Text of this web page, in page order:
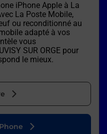
iPhone Apple à La
La Poste Mobile,
ou reconditionné au
adapté à vos
vous
SUR ORGE pour
le mieux.